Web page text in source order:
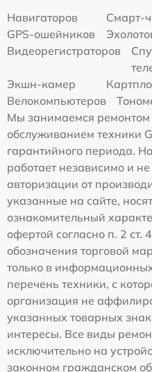
Навигаторов
Смарт-
GPS-ошейников
Видеорегистраторов
Экшн-камер
Велокомпьютеров
Мы занимаемся ремонтом
обслуживанием техники
гарантийного периода.
работает независимо и
авторизации от
указанные на сайте,
ознакомительный
офертой согласно п. 2
обозначения торговой
только в
перечень техники, с
организация не
указанных товарных
интересы. Все виды
исключительно на
законном гражданском